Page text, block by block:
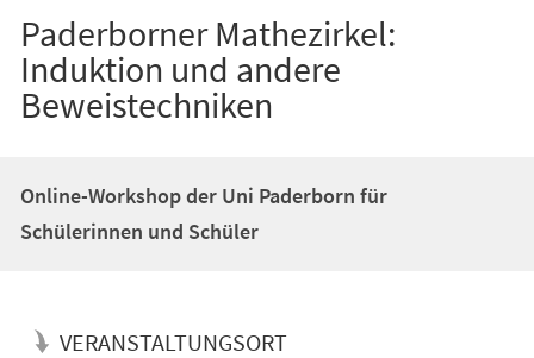
Paderborner Mathezirkel:
Induktion und andere
Beweistechniken
Online-Workshop der Uni Paderborn für
Schülerinnen und Schüler
VERANSTALTUNGSORT